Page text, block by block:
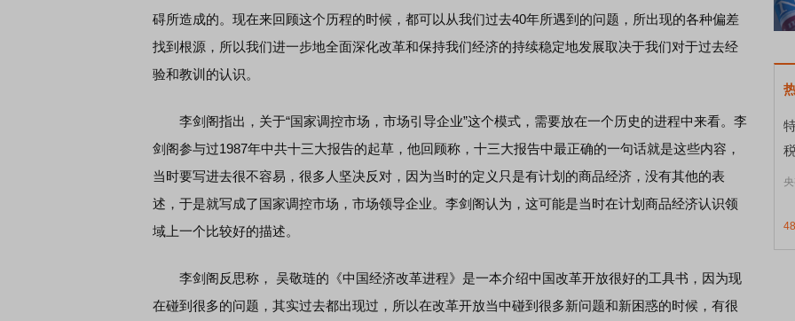
碍所造成的。现在来回顾这个历程的时候，都可以从我们过去40年所遇到的问题，所出现的各种偏差
找到根源，所以我们进一步地全面深化改革和保持我们经济的持续稳定地发展取决于我们对于过去经
验和教训的认识。
李剑阁指出，关于“国家调控市场，市场引导企业”这个模式，需要放在一个历史的进程中来看。李
剑阁参与过1987年中共十三大报告的起草，他回顾称，十三大报告中最正确的一句话就是这些内容，
当时要写进去很不容易，很多人坚决反对，因为当时的定义只是有计划的商品经济，没有其他的表
述，于是就写成了国家调控市场，市场领导企业。李剑阁认为，这可能是当时在计划商品经济认识领
域上一个比较好的描述。
李剑阁反思称， 吴敬琏的《中国经济改革进程》是一本介绍中国改革开放很好的工具书，因为现
在碰到很多的问题，其实过去都出现过，所以在改革开放当中碰到很多新问题和新困惑的时候，有很